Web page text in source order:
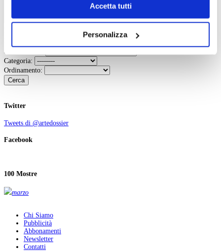
Chiudendo il banner tramite la “X” prosegui la
navigazione senza alcuna profilazione e con installazione
il tuo consenso alla profilazione che potrai revocare in
Accetta tutti
Personalizza
Parole chiave:
Categoria:
Ordinamento:
Cerca
Twitter
Tweets di @artedossier
Facebook
100 Mostre
marzo
Chi Siamo
Pubblicità
Abbonamenti
Newsletter
Contatti